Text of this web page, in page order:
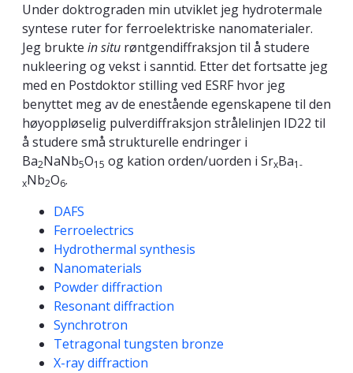
Under doktrograden min utviklet jeg hydrotermale
syntese ruter for ferroelektriske nanomaterialer.
Jeg brukte in situ røntgendiffraksjon til å studere
nukleering og vekst i sanntid. Etter det fortsatte jeg
med en Postdoktor stilling ved ESRF hvor jeg
benyttet meg av de enestående egenskapene til den
høyoppløselig pulverdiffraksjon strålelinjen ID22 til
å studere små strukturelle endringer i
Ba2NaNb5O15 og kation orden/uorden i SrxBa1-
xNb2O6.
Kompetanseord
DAFS
Ferroelectrics
Hydrothermal synthesis
Nanomaterials
Powder diffraction
Resonant diffraction
Synchrotron
Tetragonal tungsten bronze
X-ray diffraction